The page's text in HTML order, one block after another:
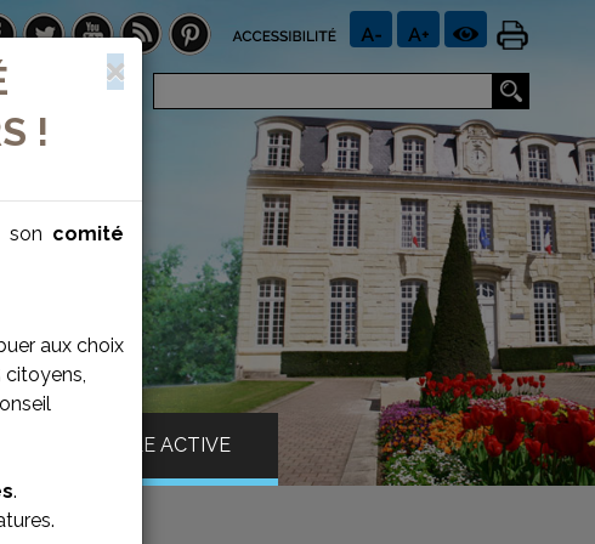
!
son comité
aux choix
citoyens,
.
VILLE ACTIVE